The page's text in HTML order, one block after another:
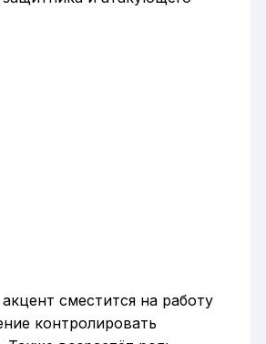
сместится на работу
контролировать